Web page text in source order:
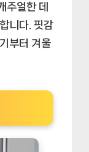
주얼한 데
니다. 핏감
부터 겨울